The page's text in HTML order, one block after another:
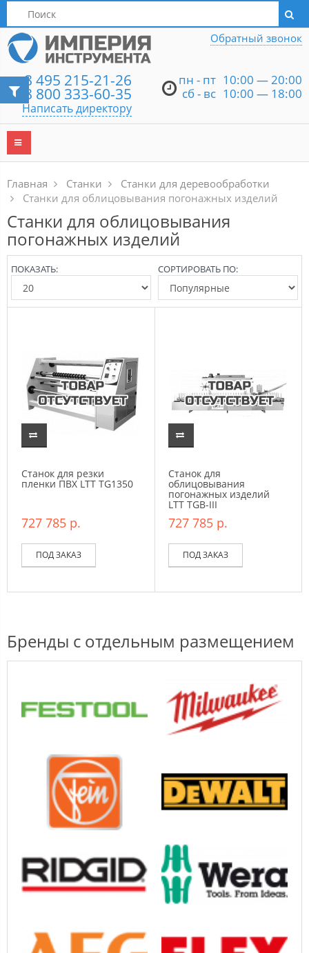
Написать директору
8 495 215-21-26
8 800 333-60-35
Написать директору
пн - пт 10:00 — 20:00
сб - вс 10:00 — 18:00
Обратный звонок
Главная Станки
Станки для деревообработки
Станки для облицовывания погонажных изделий
Станки для облицовывания
погонажных изделий
СОРТИРОВАТЬ ПО:
ПОКАЗАТЬ:
Станок для резки
пленки ПВХ LTT TG1350
727 785 р.
ПОД ЗАКАЗ
Станок для
облицовывания
погонажных изделий
LTT TGB-III
727 785 р.
ПОД ЗАКАЗ
Бренды с отдельным размещением